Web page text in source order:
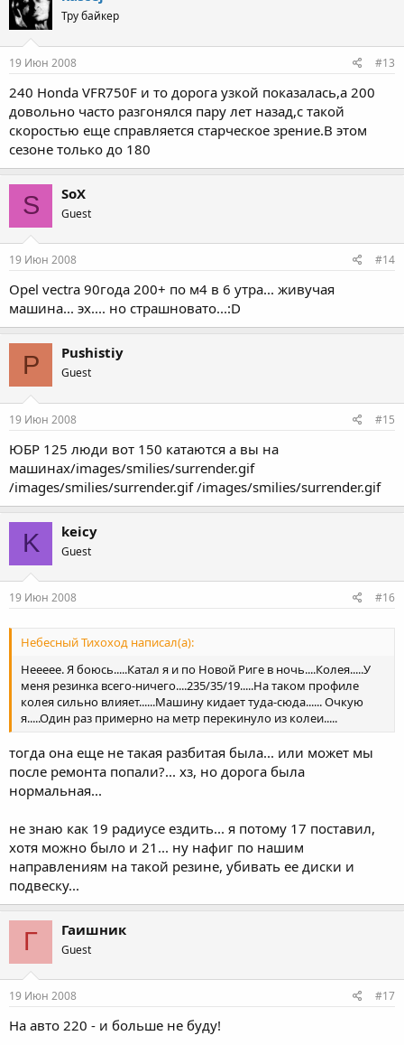
Тру байкер
19 Июн 2008 #13
240 Honda VFR750F и то дорога узкой показалась,а 200
довольно часто разгонялся пару лет назад,с такой
скоростью еще справляется старческое зрение.В этом
сезоне только до 180
S SoX
Guest
19 Июн 2008 #14
Opel vectra 90года 200+ по м4 в 6 утра... живучая
машина... эх.... но страшновато...:D
P Pushistiy
Guest
19 Июн 2008 #15
ЮБР 125 люди вот 150 катаются а вы на
машинах/images/smilies/surrender.gif
/images/smilies/surrender.gif /images/smilies/surrender.gif
K keicy
Guest
19 Июн 2008 #16
Небесный Тихоход написал(а):
Неееее. Я боюсь.....Катал я и по Новой Риге в ночь....Колея.....У
меня резинка всего-ничего....235/35/19.....На таком профиле
колея сильно влияет......Машину кидает туда-сюда...... Очкую
я.....Один раз примерно на метр перекинуло из колеи.....
тогда она еще не такая разбитая была... или может мы
после ремонта попали?... хз, но дорога была
нормальная...
не знаю как 19 радиусе ездить... я потому 17 поставил,
хотя можно было и 21... ну нафиг по нашим
направлениям на такой резине, убивать ее диски и
подвеску...
Г Гаишник
Guest
19 Июн 2008 #17
На авто 220 - и больше не буду!